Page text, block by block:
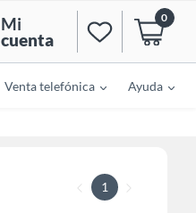
Mi
cuenta
0
Venta telefónica Ayuda
1